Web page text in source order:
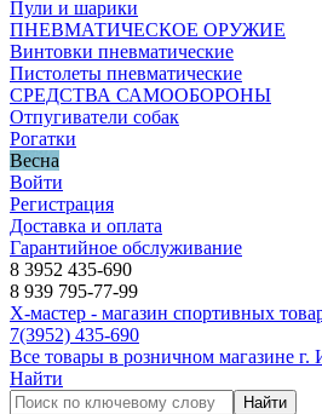
Пули и шарики
ПНЕВМАТИЧЕСКОЕ ОРУЖИЕ
Винтовки пневматические
Пистолеты пневматические
СРЕДСТВА САМООБОРОНЫ
Отпугиватели собак
Рогатки
Весна
Войти
Регистрация
Доставка и оплата
Гарантийное обслуживание
8 3952 435-690
8 939 795-77-99
Х-мастер - магазин спортивных
7(3952) 435-690
Все товары в розничном магазине г.
Найти
Найти